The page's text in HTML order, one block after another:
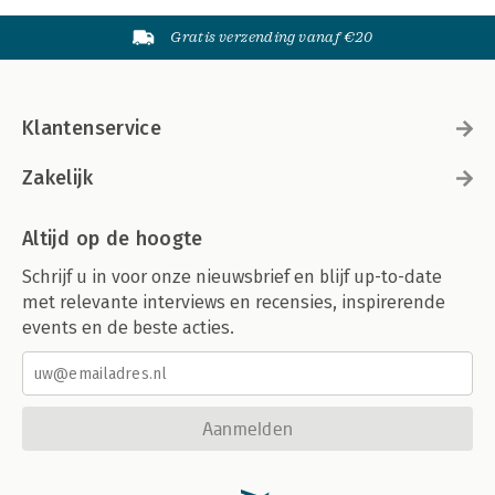
Gratis verzending vanaf €20
Klantenservice
Zakelijk
Altijd op de hoogte
Schrijf u in voor onze nieuwsbrief en blijf up-to-date
met relevante interviews en recensies, inspirerende
events en de beste acties.
Aanmelden